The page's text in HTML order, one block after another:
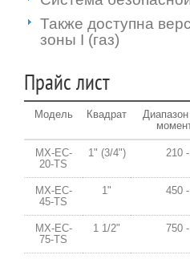
Также доступна
зоны I (газ)
Прайс лист
Модель Квадрат
MX-EC-
20-TS
1" (3/4") 210
MX-EC-
45-TS
1" 450
MX-EC-
75-TS
1 1/2" 750